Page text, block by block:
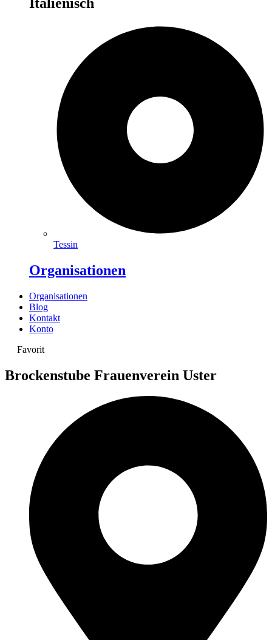
Tessin
Organisationen
Organisationen
Blog
Kontakt
Konto
Favorit
Brockenstube Frauenverein Uster